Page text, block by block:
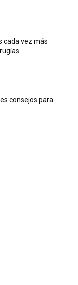
cada vez más
consejos para